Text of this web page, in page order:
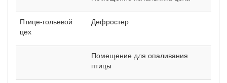
Птице-гольевой
цех
Дефростер
Помещение для опаливания
птицы